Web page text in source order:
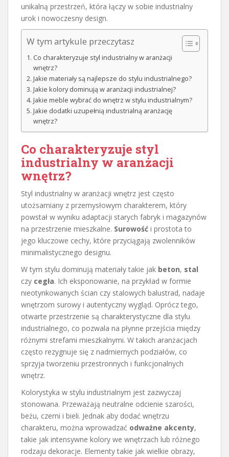
unikalną przestrzeń, która łączy w sobie industrialny
urok i nowoczesny design.
W tym artykule przeczytasz
Co charakteryzuje styl industrialny w aranżacji
wnętrz?
Jakie materiały są najlepsze do stylu industrialnego?
Jakie kolory dominują w aranżacji industrialnej?
Jakie meble wybrać do wnętrz w stylu industrialnym?
Jakie dodatki uzupełnią industrialną aranżację
wnętrz?
Co charakteryzuje styl
industrialny w aranżacji
wnętrz?
Styl industrialny w aranżacji wnętrz jest często
utożsamiany z przemysłowym charakterem, który
powstał w wyniku adaptacji starych fabryk i magazynów
na przestrzenie mieszkalne. Surowość i prostota to
jego kluczowe cechy, które przyciągają zwolenników
minimalistycznego designu.
W tym stylu dominują materiały takie jak beton, stal
czy cegła. Ich eksponowanie, na przykład w formie
nieotynkowanych ścian czy stalowych balustrad, nadaje
wnętrzom surowy i autentyczny wygląd. Oprócz tego,
otwarte przestrzenie są charakterystyczne dla stylu
industrialnego, co pozwala na płynne przejścia między
różnymi strefami mieszkalnymi. W takich aranżacjach
często rezygnuje się z nadmiernych podziałów, co
sprzyja tworzeniu przestronnych i funkcjonalnych
wnętrz.
Kolorystyka w stylu industrialnym jest zazwyczaj
stonowana. Przeważają neutralne odcienie szarości,
beżu, czerni i bieli. Jednak aby dodać wnętrzu
charakteru, można wprowadzać odważne akcenty,
takie jak intensywne kolory we wnętrzach lub różnego
rodzaju dekoracje. Elementy takie jak wielkie obrazy,